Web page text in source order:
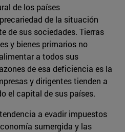
de los países
de la situación
de sus sociedades. Tierras
y bienes primarios no
a todos sus
de esa deficiencia es la
y dirigentes tienden a
el capital de sus países.
a evadir impuestos
sumergida y las